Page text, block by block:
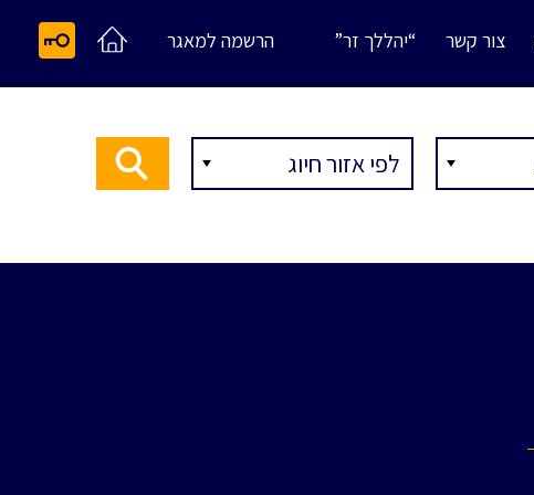
צור קשר “יהללך זר” הרשמה למאגר